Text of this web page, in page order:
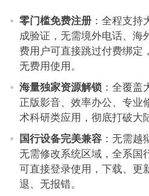
零门槛免费注册：全程支持
成验证，无需境外电话、海
费用户可直接跳过付费绑定
无费用使用。
海量独家资源解锁：全覆盖
正版影音、效率办公、专业
术科研类应用，彻底打破大
国行设备完美兼容：无需越
无需修改系统区域，全系国
可直接登录使用，下载、更
退、无报错。